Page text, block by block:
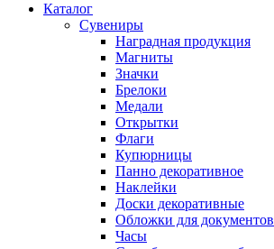
Каталог
Сувениры
Наградная продукция
Магниты
Значки
Брелоки
Медали
Открытки
Флаги
Купюрницы
Панно декоративное
Наклейки
Доски декоративные
Обложки для документов
Часы